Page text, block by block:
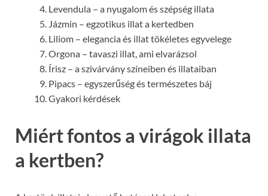
Levendula – a nyugalom és szépség illata
Jázmin – egzotikus illat a kertedben
Liliom – elegancia és illat tökéletes egyvelege
Orgona – tavaszi illat, ami elvarázsol
Írisz – a szivárvány színeiben és illataiban
Pipacs – egyszerűség és természetes báj
Gyakori kérdések
Miért fontos a virágok illata
a kertben?